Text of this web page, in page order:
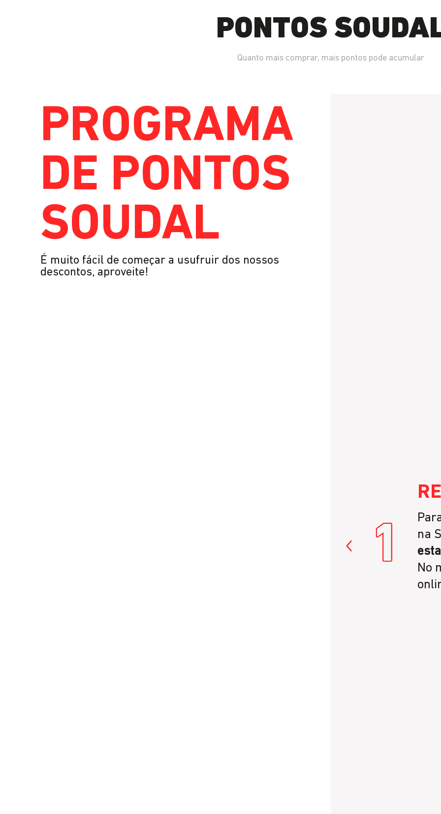
PONTOS
Quanto mais comprar, mais pontos pode acumular
PROGRAMA
DE PONTOS
SOUDAL
É muito fácil de começar a usufruir dos nossos
descontos, aproveite!
na
No